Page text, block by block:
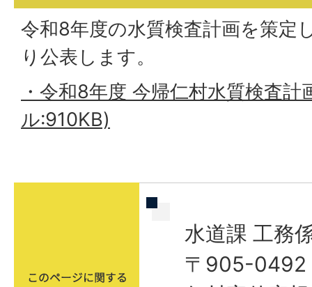
令和8年度の水質検査計画を策定
り公表します。
・令和8年度 今帰仁村水質検査計
ル:910KB)
水道課 工務
〒905-0492